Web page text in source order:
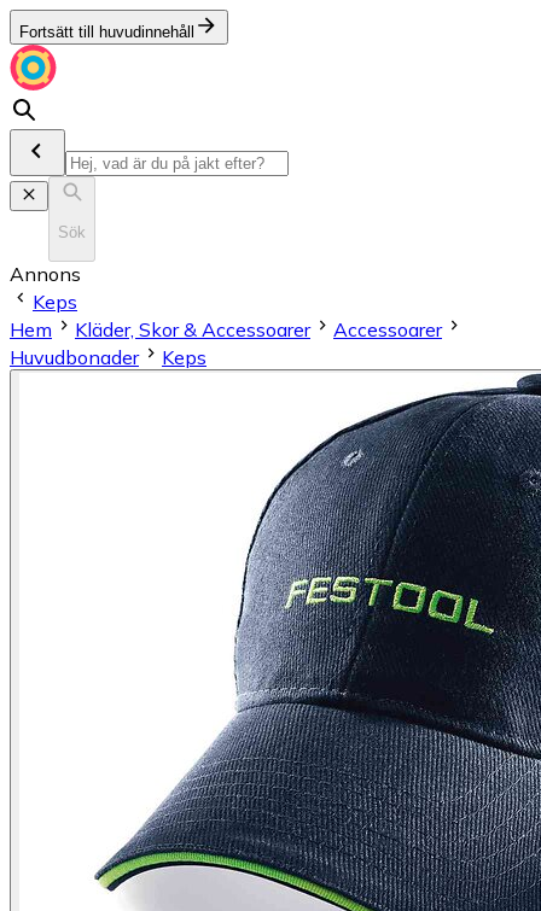
Fortsätt till huvudinnehåll
Sök
Annons
Keps
Hem
Kläder, Skor & Accessoarer
Accessoarer
Huvudbonader
Keps